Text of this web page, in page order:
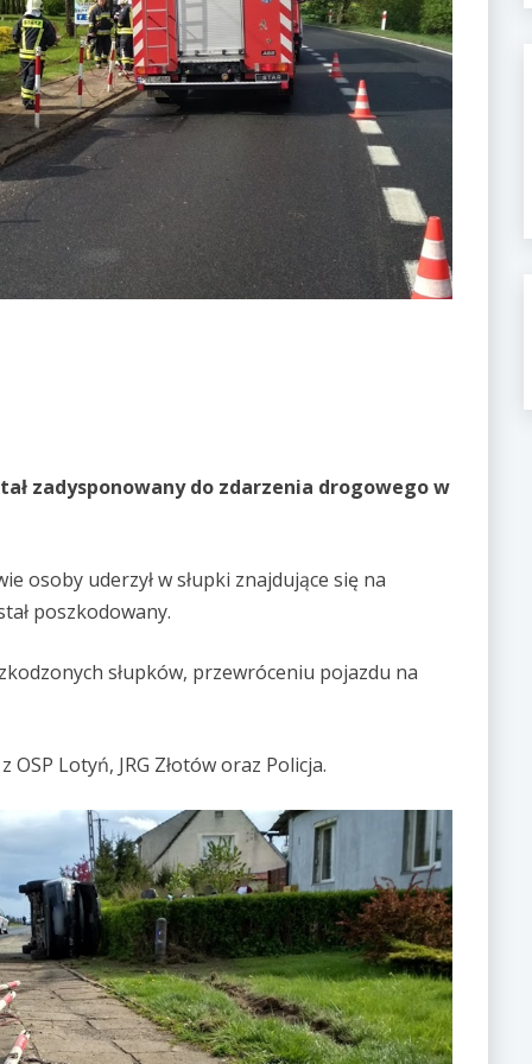
zadysponowany do zdarzenia drogowego w
osoby uderzył w słupki znajdujące się na
poszkodowany.
słupków, przewróceniu pojazdu na
Lotyń, JRG Złotów oraz Policja.